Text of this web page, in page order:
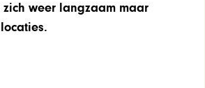
weer langzaam maar